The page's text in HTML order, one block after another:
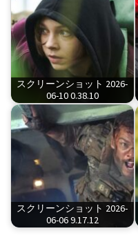
スクリーンショット 2026-
06-10 0.38.10
スクリーンショット 2026-
06-06 9.17.12